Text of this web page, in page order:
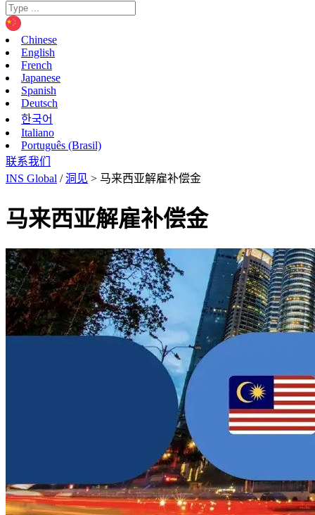
Chinese
English
French
Japanese
Spanish
Deutsch
한국어
Italiano
Português (Brasil)
联系我们
INS Global /洞见 > 马来西亚解雇补偿金
马来西亚解雇补偿金